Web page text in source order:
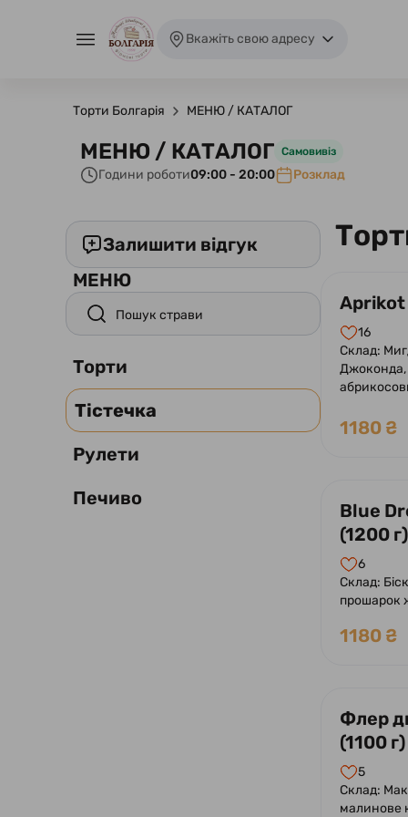
Вкажіть свою адресу
Торти Болгарія МЕНЮ / КАТАЛОГ
МЕНЮ / КАТАЛОГ Самовивіз
Години роботи09:00 - 20:00 Розклад
Залишити відгук
МЕНЮ
Торти
Тістечка
Рулети
Печиво
Aprikot
16
Склад:
1180 ₴
Blue
(1200 г)
6
Склад:
прошарок
1180 ₴
Флер
(1100 г)
5
Склад:
малинове